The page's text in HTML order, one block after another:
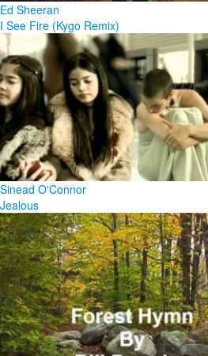
Ed Sheeran
I See Fire (Kygo Remix)
Sinead O'Connor
Jealous